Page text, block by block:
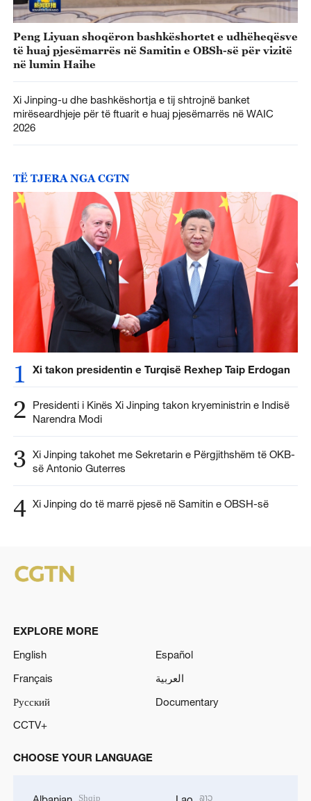
Peng Liyuan shoqëron bashkëshortet e udhëheqësve
të huaj pjesëmarrës në Samitin e OBSh-së për vizitë
në lumin Haihe
Xi Jinping-u dhe bashkëshortja e tij shtrojnë banket
mirëseardhjeje për të ftuarit e huaj pjesëmarrës në WAIC
2026
TË TJERA NGA CGTN
1 Xi takon presidentin e Turqisë Rexhep Taip Erdogan
2
Presidenti i Kinës Xi Jinping takon kryeministrin e Indisë
Narendra Modi
3 Xi Jinping takohet me Sekretarin e Përgjithshëm të OKB-
së Antonio Guterres
4 Xi Jinping do të marrë pjesë në Samitin e OBSH-së
EXPLORE MORE
English
Español
Français
العربية
Русский
Documentary
CCTV+
CHOOSE YOUR LANGUAGE
Shqip ລາວ